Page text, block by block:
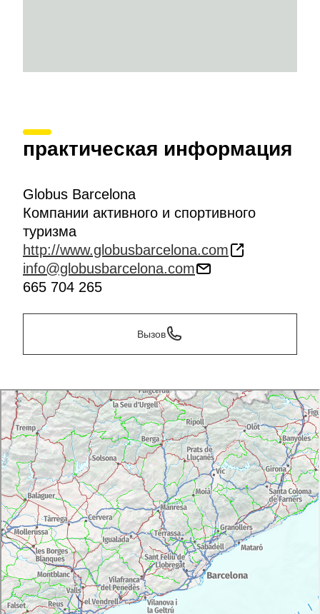
практическая информация
Globus Barcelona
Компании активного и спортивного
туризма
http://www.globusbarcelona.com
info@globusbarcelona.com
665 704 265
Вызов